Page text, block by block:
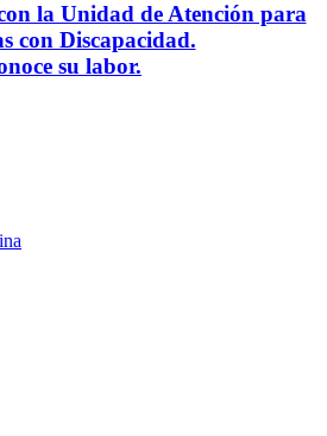
la Unidad de Atención para
con Discapacidad.
su labor.